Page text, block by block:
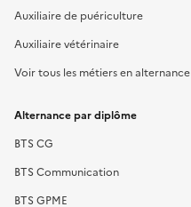
Auxiliaire de puériculture
Auxiliaire vétérinaire
Voir tous les métiers en alternance
Alternance par diplôme
BTS CG
BTS Communication
BTS GPME